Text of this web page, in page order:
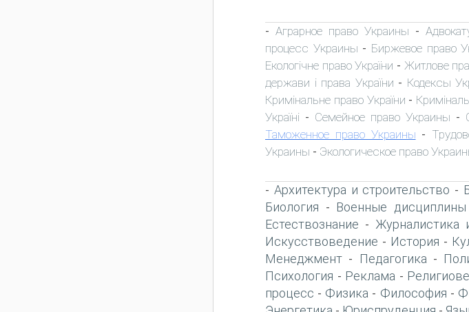
- Аграрное право Украины -
процесс Украины - Биржевое право
Екологічне право України - Житлове
держави і права України - Кодексы
Кримінальне право України -
Україні - Семейное право Украины -
Таможенное право Украины -
Украины - Экологическое право
- Архитектура и строительство -
Биология - Военные дисциплины
Естествознание -
Искусствоведение - История -
Менеджмент - Педагогика -
Психология - Реклама -
процесс - Физика - Философия -